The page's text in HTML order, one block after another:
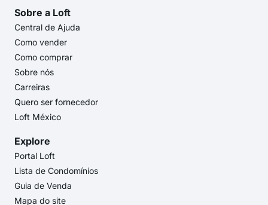
Sobre a Loft
Central de Ajuda
Como vender
Como comprar
Sobre nós
Carreiras
Quero ser fornecedor
Loft México
Explore
Portal Loft
Lista de Condomínios
Guia de Venda
Mapa do site